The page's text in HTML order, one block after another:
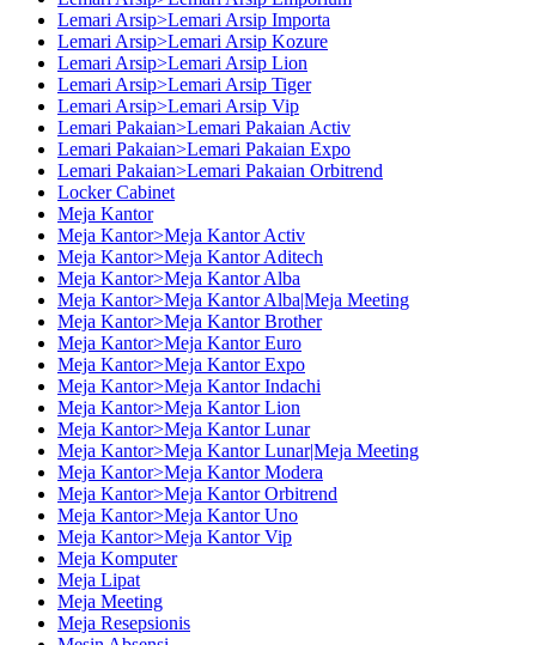
Lemari Arsip>Lemari Arsip Importa
Lemari Arsip>Lemari Arsip Kozure
Lemari Arsip>Lemari Arsip Lion
Lemari Arsip>Lemari Arsip Tiger
Lemari Arsip>Lemari Arsip Vip
Lemari Pakaian>Lemari Pakaian Activ
Lemari Pakaian>Lemari Pakaian Expo
Lemari Pakaian>Lemari Pakaian Orbitrend
Locker Cabinet
Meja Kantor
Meja Kantor>Meja Kantor Activ
Meja Kantor>Meja Kantor Aditech
Meja Kantor>Meja Kantor Alba
Meja Kantor>Meja Kantor Alba|Meja Meeting
Meja Kantor>Meja Kantor Brother
Meja Kantor>Meja Kantor Euro
Meja Kantor>Meja Kantor Expo
Meja Kantor>Meja Kantor Indachi
Meja Kantor>Meja Kantor Lion
Meja Kantor>Meja Kantor Lunar
Meja Kantor>Meja Kantor Lunar|Meja Meeting
Meja Kantor>Meja Kantor Modera
Meja Kantor>Meja Kantor Orbitrend
Meja Kantor>Meja Kantor Uno
Meja Kantor>Meja Kantor Vip
Meja Komputer
Meja Lipat
Meja Meeting
Meja Resepsionis